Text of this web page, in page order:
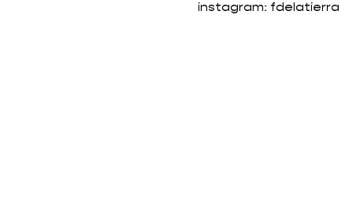
instagram: fdelatierra